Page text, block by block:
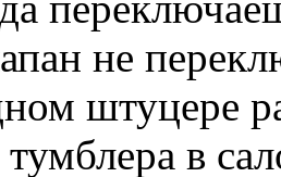
не
штуцере
в